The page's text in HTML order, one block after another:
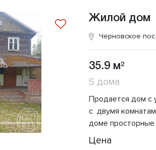
Жилой дом
Черновское пос.
35.9 м2
S дома
Продается дом с
с двумя
доме просторные
Цена